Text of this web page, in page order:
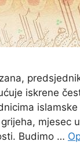
iskrene
mjesec
Budimo …